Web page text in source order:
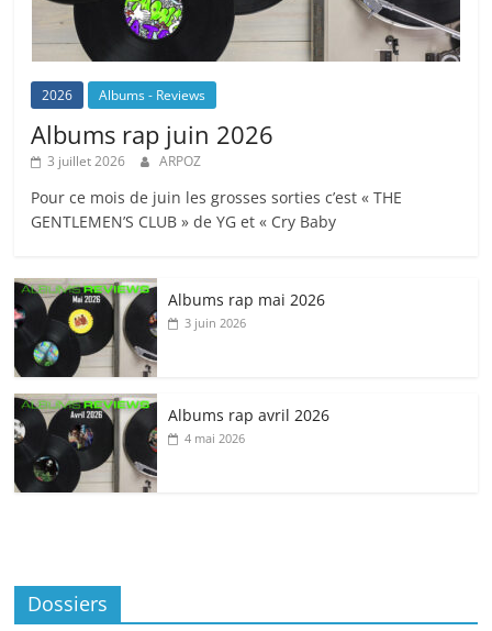
2026 Albums - Reviews
Albums rap juin 2026
3 juillet 2026 ARPOZ
Pour ce mois de juin les grosses sorties c’est « THE
GENTLEMEN’S CLUB » de YG et « Cry Baby
Albums rap mai 2026
3 juin 2026
Albums rap avril 2026
4 mai 2026
Dossiers